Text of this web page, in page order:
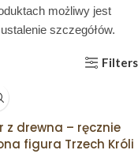
możliwy jest
szczegółów.
Filters
z drewna – ręcznie
figura Trzech Króli